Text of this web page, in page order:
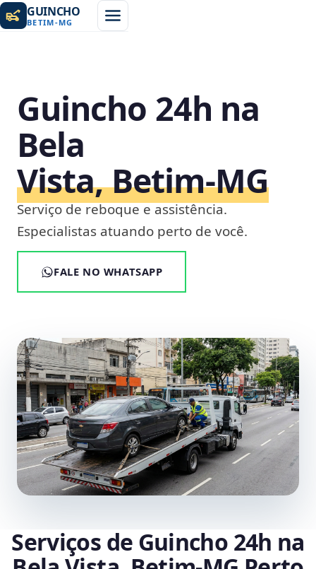
GUINCHO
BETIM-MG
Guincho 24h na
Bela
Vista, Betim‑MG
Serviço de reboque e assistência.
Especialistas atuando perto de você.
FALE NO WHATSAPP
Serviços de Guincho 24h na